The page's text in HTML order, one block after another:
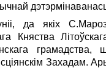
да якіх
Княства
Захадам.